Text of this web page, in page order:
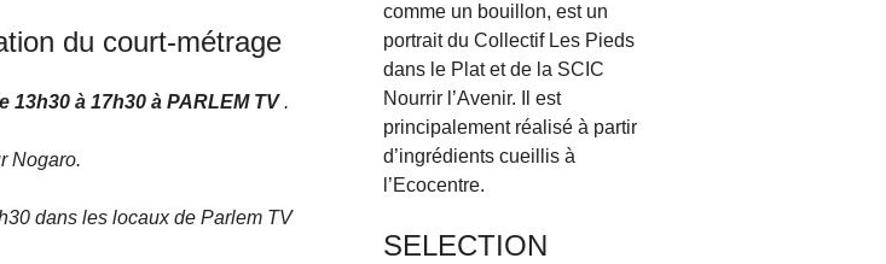
du court-métrage
13h30 à 17h30 à PARLEM TV.
Nogaro.
dans les locaux de Parlem TV
comme un bouillon, est un
portrait du Collectif Les Pieds
dans le Plat et de la SCIC
Nourrir l’Avenir. Il est
principalement réalisé à partir
d’ingrédients cueillis à
l’Ecocentre.
SELECTION